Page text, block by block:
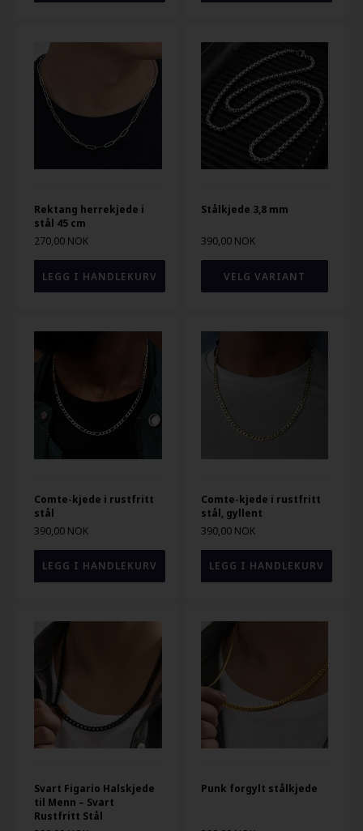
Rektang herrekjede i
stål 45 cm
270,00 NOK
Stålkjede 3,8 mm
390,00 NOK
VELG VARIANT
Comte-kjede i rustfritt
stål
390,00 NOK
Comte-kjede i rustfritt
stål, gyllent
390,00 NOK
Svart Figario Halskjede
til Menn – Svart
Rustfritt Stål
Punk forgylt stålkjede